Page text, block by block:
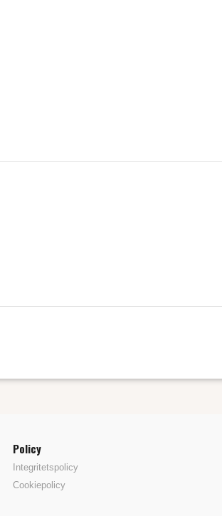
Policy
Integritetspolicy
Cookiepolicy